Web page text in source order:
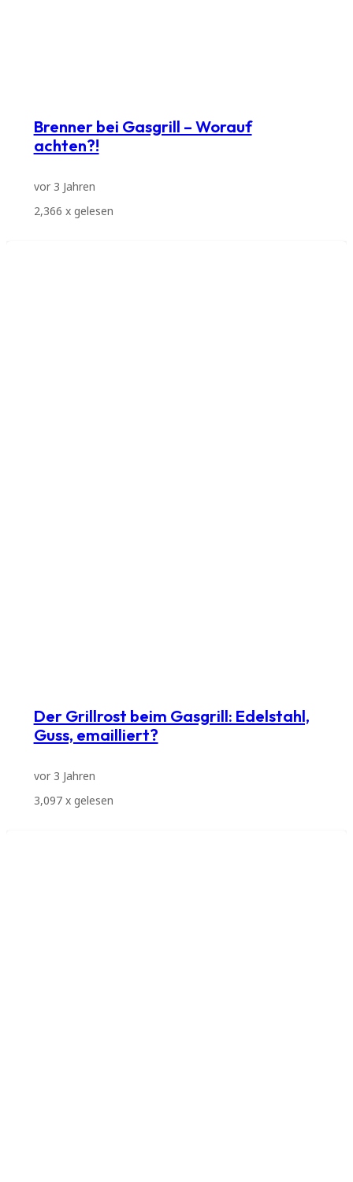
Brenner bei Gasgrill – Worauf
achten?!
vor 3 Jahren
2,366 x gelesen
Der Grillrost beim Gasgrill: Edelstahl,
Guss, emailliert?
vor 3 Jahren
3,097x gelesen